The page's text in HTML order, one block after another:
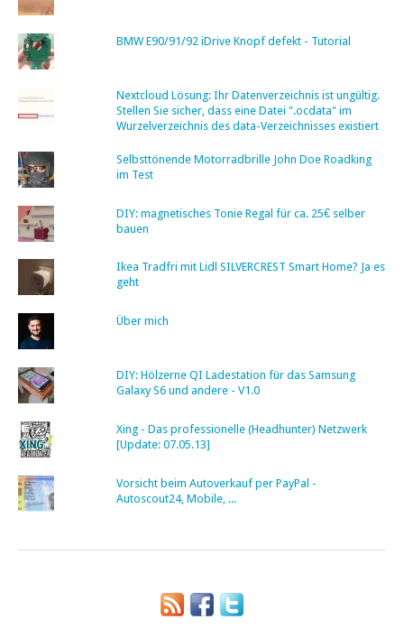
BMW E90/91/92 iDrive Knopf defekt - Tutorial
Nextcloud Lösung: Ihr Datenverzeichnis ist ungültig.
Stellen Sie sicher, dass eine Datei ".ocdata" im
Wurzelverzeichnis des data-Verzeichnisses existiert
Selbsttönende Motorradbrille John Doe Roadking
im Test
DIY: magnetisches Tonie Regal für ca. 25€ selber
bauen
Ikea Tradfri mit Lidl SILVERCREST Smart Home? Ja es
geht
Über mich
DIY: Hölzerne QI Ladestation für das Samsung
Galaxy S6 und andere - V1.0
Xing - Das professionelle (Headhunter) Netzwerk
[Update: 07.05.13]
Vorsicht beim Autoverkauf per PayPal -
Autoscout24, Mobile, ...